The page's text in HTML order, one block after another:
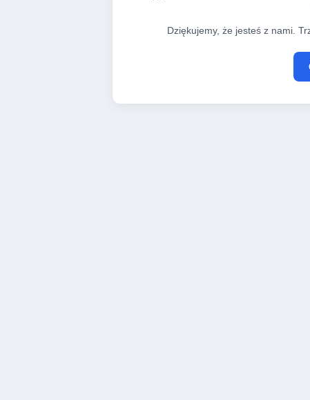
Dziękujemy, że jesteś z nami.